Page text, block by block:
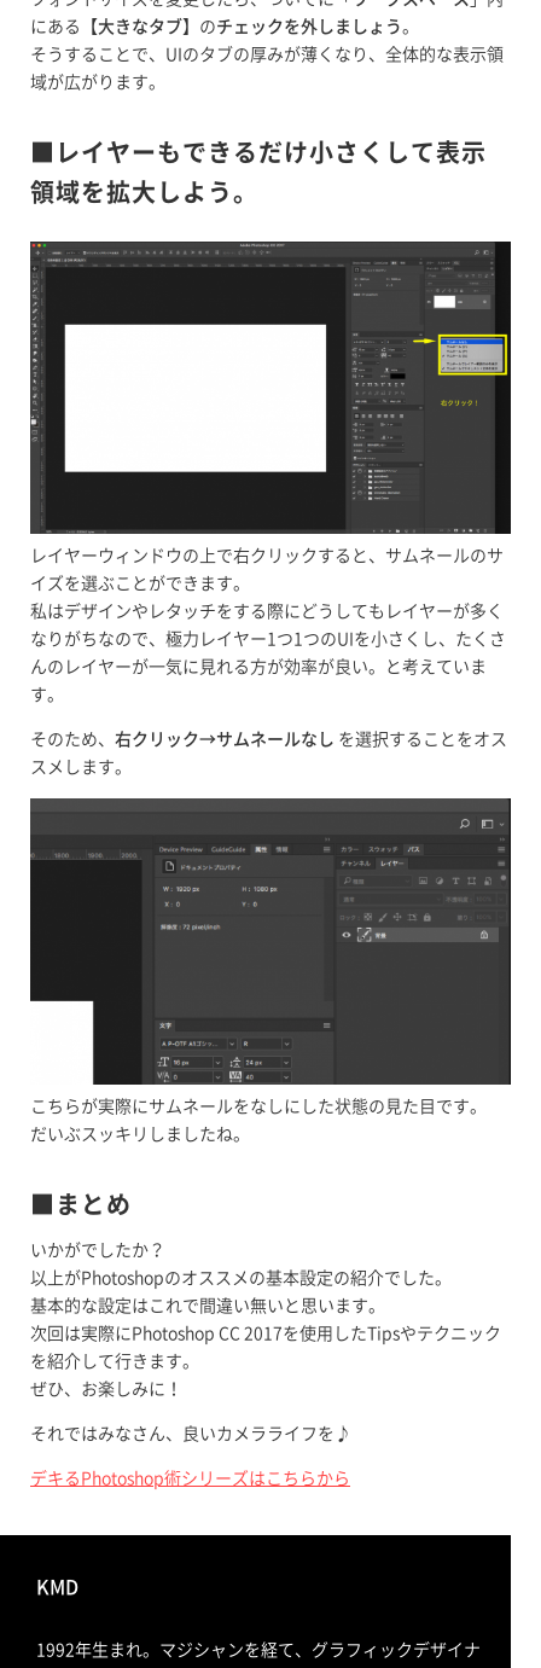
にある【 大きなタブ 】のチェックを外しましょう。
そうすることで、UIのタブの厚みが薄くなり、全体的な表示領
域が広がります。
■レイヤーもできるだけ小さくして表示
領域を拡大しよう。
レイヤーウィンドウの上で右クリックすると、サムネールのサ
イズを選ぶことができます。
私はデザインやレタッチをする際にどうしてもレイヤーが多く
なりがちなので、極力レイヤー1つ1つのUIを小さくし、たくさ
んのレイヤーが一気に見れる方が効率が良い。と考えていま
す。
そのため、 右クリック→サムネールなし を選択することをオス
スメします。
こちらが実際にサムネールをなしにした状態の見た目です。
だいぶスッキリしましたね。
■まとめ
いかがでしたか？
以上がPhotoshopのオススメの基本設定の紹介でした。
基本的な設定はこれで間違い無いと思います。
次回は実際にPhotoshop CC 2017を使用したTipsやテクニック
を紹介して行きます。
ぜひ、お楽しみに！
それではみなさん、良いカメラライフを♪
デキるPhotoshop術シリーズはこちらから
KMD
1992年生まれ。マジシャンを経て、グラフィックデザイナ